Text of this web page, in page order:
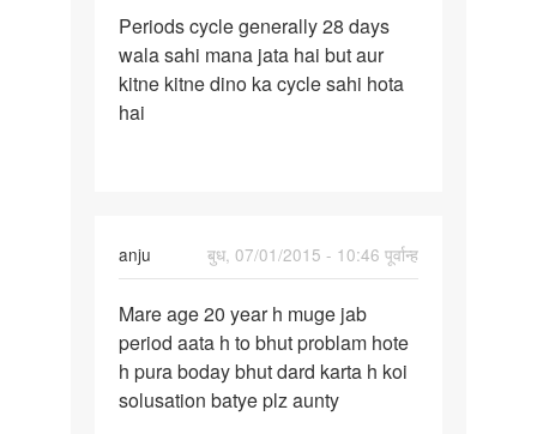
Periods
cycle
generally
28
Periods cycle generally 28 days
wala sahi mana jata hai but aur
kitne kitne dino ka cycle sahi hota
hai
anju
बुध, 07/01/2015 - 10:46 पूर्वान्ह
Mare
age
20
year
Mare age 20 year h muge jab
period aata h to bhut problam hote
h pura boday bhut dard karta h koi
solusation batye plz aunty